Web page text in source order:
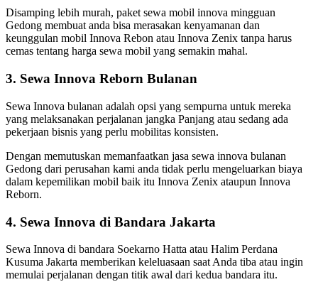
Disamping lebih murah, paket sewa mobil innova mingguan
Gedong membuat anda bisa merasakan kenyamanan dan
keunggulan mobil Innova Rebon atau Innova Zenix tanpa harus
cemas tentang harga sewa mobil yang semakin mahal.
3. Sewa Innova Reborn Bulanan
Sewa Innova bulanan adalah opsi yang sempurna untuk mereka
yang melaksanakan perjalanan jangka Panjang atau sedang ada
pekerjaan bisnis yang perlu mobilitas konsisten.
Dengan memutuskan memanfaatkan jasa sewa innova bulanan
Gedong dari perusahan kami anda tidak perlu mengeluarkan biaya
dalam kepemilikan mobil baik itu Innova Zenix ataupun Innova
Reborn.
4. Sewa Innova di Bandara Jakarta
Sewa Innova di bandara Soekarno Hatta atau Halim Perdana
Kusuma Jakarta memberikan keleluasaan saat Anda tiba atau ingin
memulai perjalanan dengan titik awal dari kedua bandara itu.